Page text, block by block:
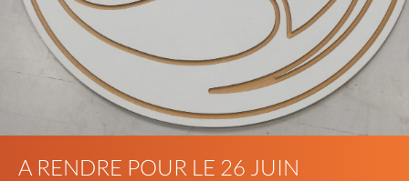
A RENDRE POUR LE 26 JUIN